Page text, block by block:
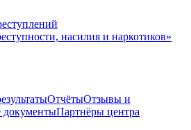
насилия и наркотиков»
ОтчётыОтзывы и
документыПартнёры центра